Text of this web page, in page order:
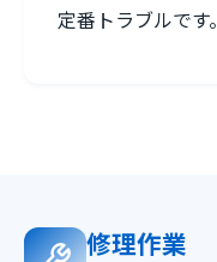
定番トラブルです。
修理作業